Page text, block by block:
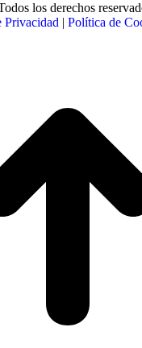
los derechos
Privacidad | Política de